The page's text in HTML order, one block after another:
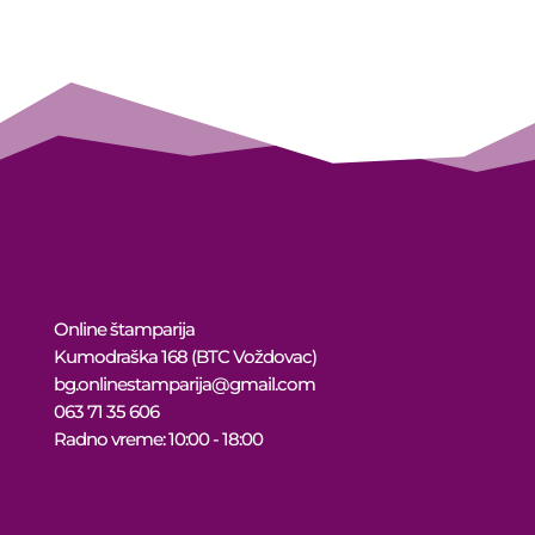
Online štamparija
Kumodraška 168 (BTC Voždovac)
bg.onlinestamparija@gmail.com
063 71 35 606
Radno vreme: 10:00 - 18:00